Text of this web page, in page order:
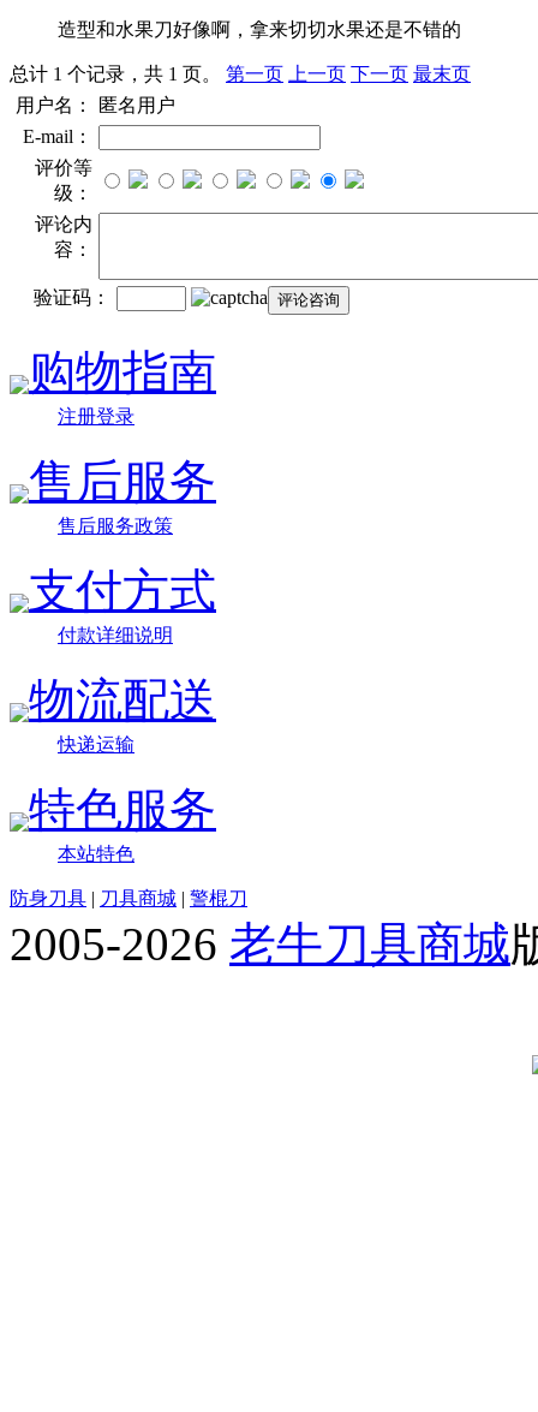
造型和水果刀好像啊，拿来切切水果还是不错的
总计 1 个记录，共 1 页。 第一页 上一页 下一页 最末页
用户名：
匿名用户
E-mail：
评价等
级：
评论内
容：
验证码：
购物指南
注册登录
售后服务
售后服务政策
支付方式
付款详细说明
物流配送
快递运输
特色服务
本站特色
防身刀具 | 刀具商城 | 警棍刀
2005-2026 老牛刀具商城